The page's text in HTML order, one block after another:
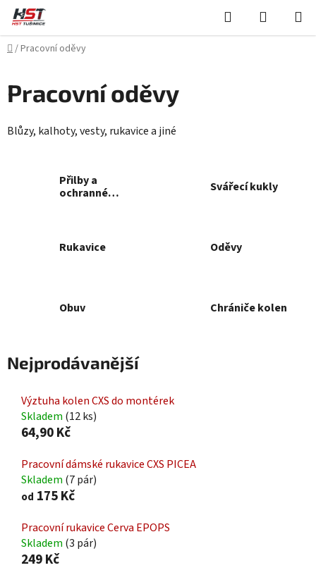
Přejít
obsah
Hledat
KOŠÍK
Domů
/Pracovní oděvy
Pracovní oděvy
Blůzy, kalhoty, vesty, rukavice a jiné
Přilby a
ochranné
Svářecí kukly
Rukavice Oděvy
Obuv Chrániče kolen
Nejprodávanější
Výztuha kolen CXS do montérek
Skladem (12 ks)
64,90 Kč
Pracovní dámské rukavice CXS PICEA
Skladem (7 pár)
od 175 Kč
Pracovní rukavice Cerva EPOPS
Skladem (3 pár)
249 Kč